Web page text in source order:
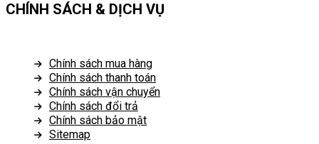
CHÍNH SÁCH & DỊCH VỤ
Chính sách mua hàng
Chính sách thanh toán
Chính sách vận chuyển
Chính sách đổi trả
Chính sách bảo mật
Sitemap